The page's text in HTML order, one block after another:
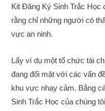
Kit Đăng Ký Sinh Trắc Học
rằng chỉ những người có
vực an ninh.
Lấy ví dụ một tổ chức tài
đang đối mặt với các vấn
khu vực nhạy cảm. Bằng
Sinh Trắc Học của chúng